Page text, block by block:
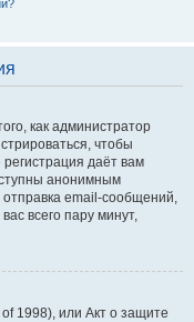
как администратор
чтобы
даёт вам
анонимным
email-сообщений,
всего пару минут,
1998), или Акт о защите